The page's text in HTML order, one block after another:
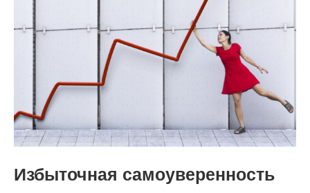
Избыточная самоуверенность